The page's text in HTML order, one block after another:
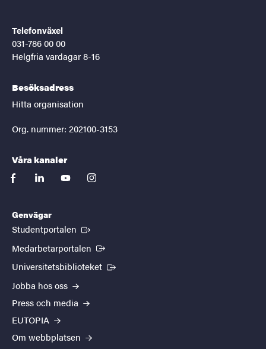
Telefonväxel
031-786 00 00
Helgfria vardagar 8-16
Besöksadress
Hitta organisation
Org. nummer: 202100-3153
Våra kanaler
facebooklinkedinyoutubeinstagram
Genvägar
Studentportalen (Extern länk)
Medarbetarportalen (Extern länk)
Universitetsbiblioteket (Extern länk)
Jobba hos oss
Press och media
EUTOPIA
Om webbplatsen